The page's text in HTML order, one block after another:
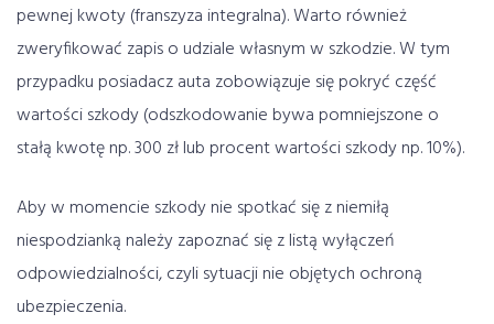
pewnej kwoty (franszyza integralna). Warto również
zweryfikować zapis o udziale własnym w szkodzie. W tym
przypadku posiadacz auta zobowiązuje się pokryć część
wartości szkody (odszkodowanie bywa pomniejszone o
stałą kwotę np. 300 zł lub procent wartości szkody np. 10%).
Aby w momencie szkody nie spotkać się z niemiłą
niespodzianką należy zapoznać się z listą wyłączeń
odpowiedzialności, czyli sytuacji nie objętych ochroną
ubezpieczenia.